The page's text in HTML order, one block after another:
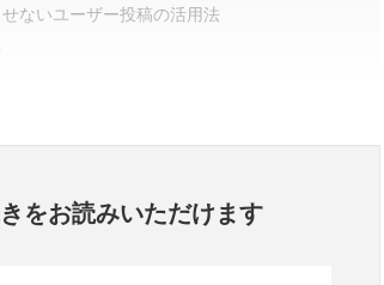
ないユーザー投稿の活用法
をお読みいただけます